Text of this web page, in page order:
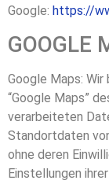
Google: https://
GOOGLE
Google Maps:
“Google Maps”
verarbeiteten
Standortdaten
ohne deren
Einstellungen